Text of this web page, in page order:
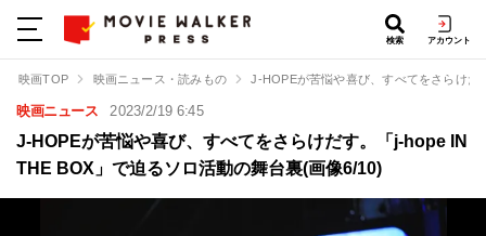
検索 アカウント
映画TOP 映画ニュース・読みもの J-HOPEが苦悩や喜び、すべてをさらけ
映画ニュース 2023/2/19 6:45
J-HOPEが苦悩や喜び、すべてをさらけだす。「j-hope IN
THE BOX」で迫るソロ活動の舞台裏(画像6/10)